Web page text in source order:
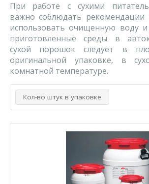
При работе с сухими
важно соблюдать рекомендации
использовать очищенную воду и
приготовленные среды в
сухой порошок следует в
оригинальной упаковке, в
комнатной температуре.
Кол-во штук в упаковке